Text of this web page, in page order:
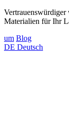
Materialien für Ihr
um Blog
DE Deutsch